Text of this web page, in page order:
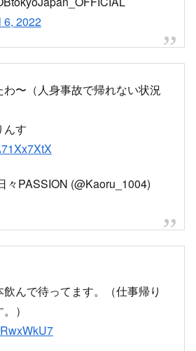
6, 2022
わ〜（人身事故で帰れない状況
んす
PASSION (@Kaoru_1004)
んで待ってます。（仕事帰り
）